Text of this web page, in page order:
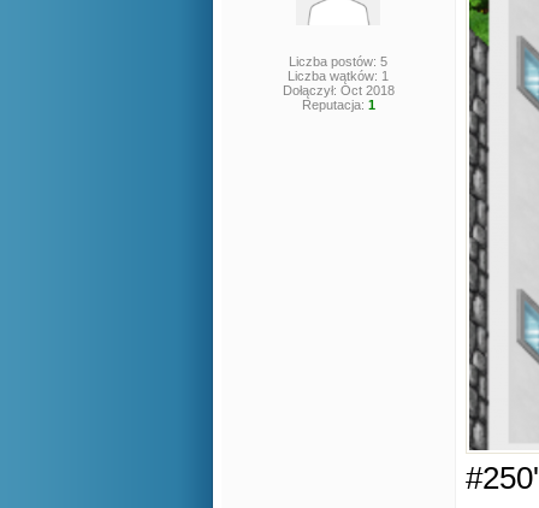
Liczba postów: 5
Liczba wątków: 1
Dołączył: Oct 2018
Reputacja: 1